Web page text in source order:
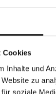
Cookies
Inhalte und
zu
soziale